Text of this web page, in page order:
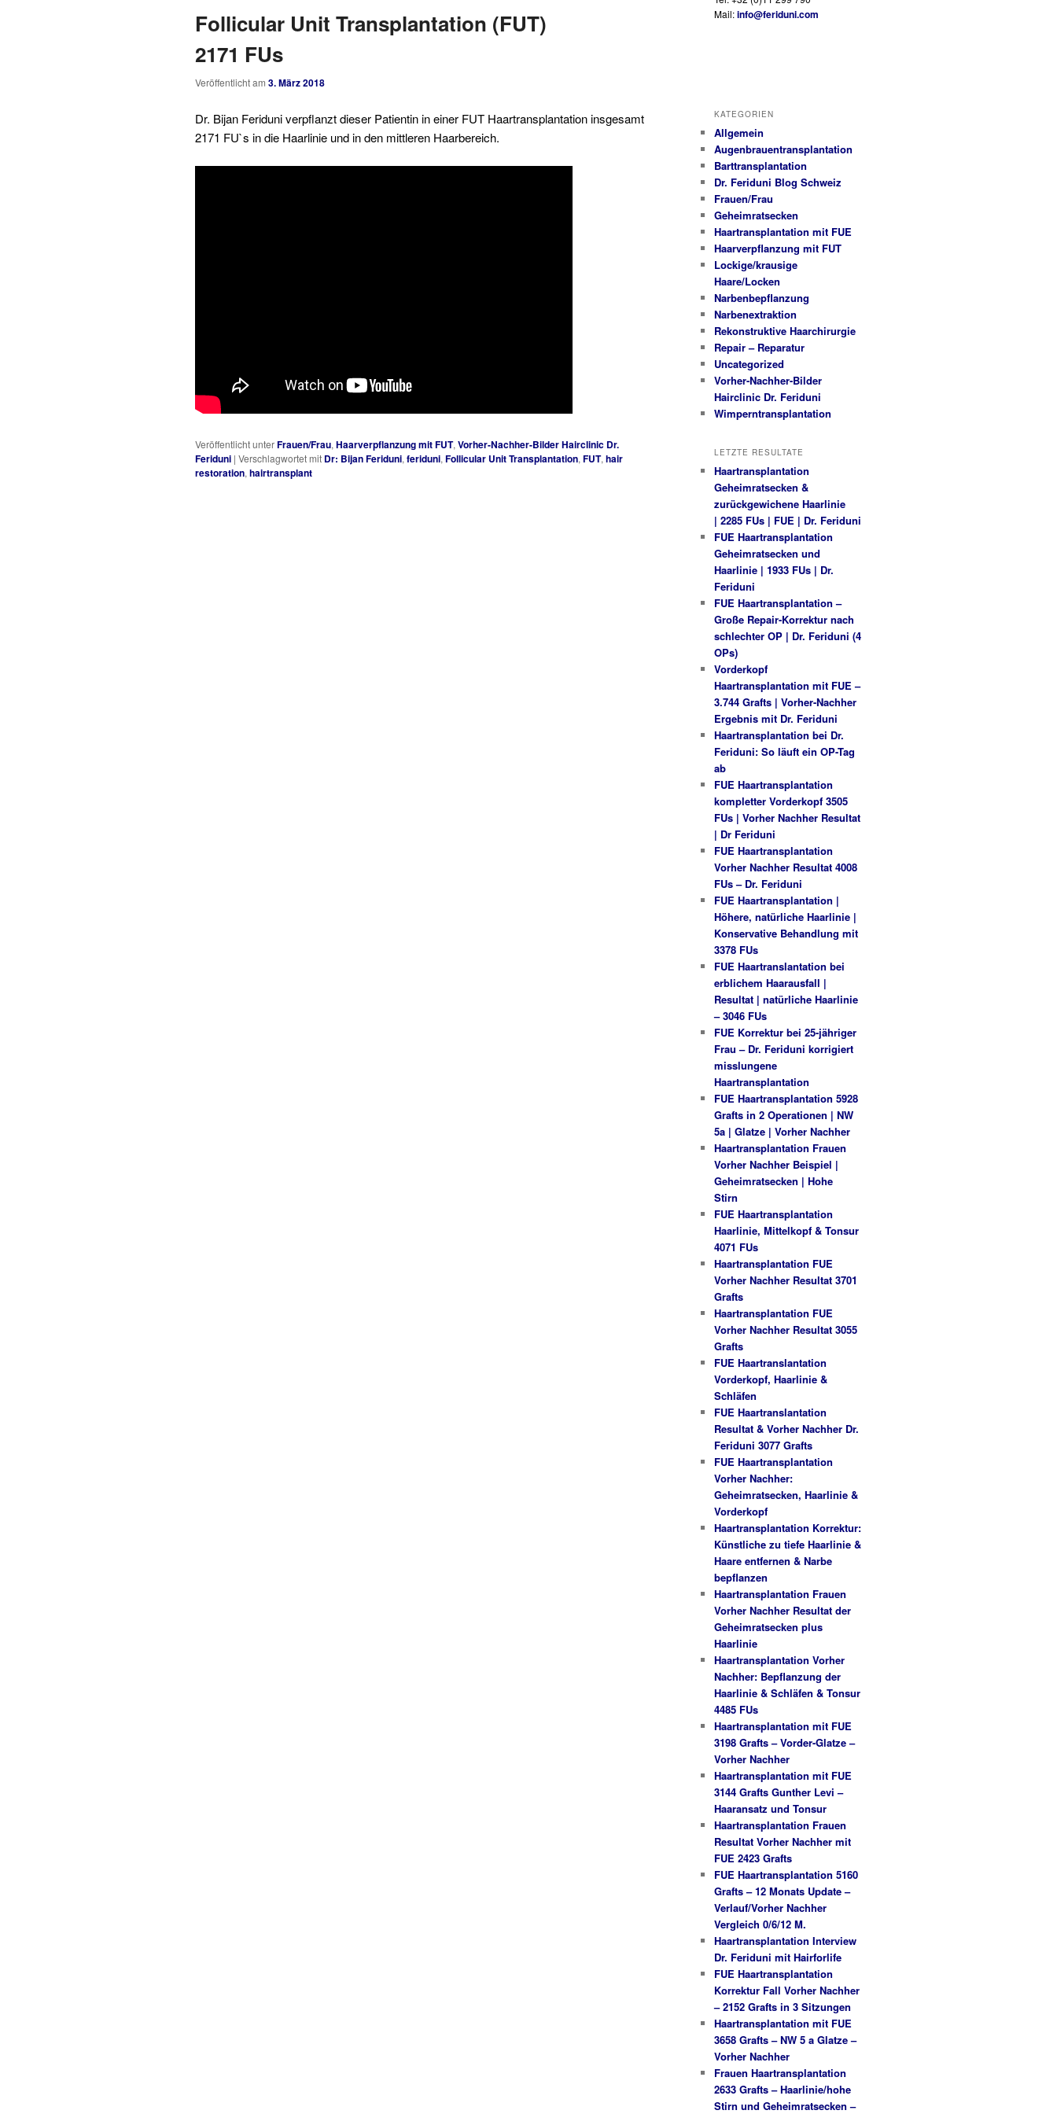
Follicular Unit Transplantation (FUT)
2171 FUs
Veröffentlicht am 3. März 2018
Dr. Bijan Feriduni verpflanzt dieser Patientin in einer FUT Haartransplantation insgesamt
2171 FU`s in die Haarlinie und in den mittleren Haarbereich.
Veröffentlicht unterFrauen/Frau, Haarverpflanzung mit FUT, Vorher-Nachher-Bilder Hairclinic Dr.
Feriduni | Verschlagwortet mit Dr: Bijan Feriduni, feriduni, Follicular Unit Transplantation, FUT, hair
restoration, hairtransplant
Mail:info@feriduni.com
KATEGORIEN
Allgemein
Augenbrauentransplantation
Barttransplantation
Dr. Feriduni Blog Schweiz
Frauen/Frau
Geheimratsecken
Haartransplantation mit FUE
Haarverpflanzung mit FUT
Lockige/krausige
Haare/Locken
Narbenbepflanzung
Narbenextraktion
Rekonstruktive Haarchirurgie
Repair – Reparatur
Uncategorized
Vorher-Nachher-Bilder
Hairclinic Dr. Feriduni
Wimperntransplantation
LETZTE RESULTATE
Haartransplantation
Geheimratsecken &
zurückgewichene Haarlinie
| 2285 FUs | FUE | Dr. Feriduni
FUE Haartransplantation
Geheimratsecken und
Haarlinie | 1933 FUs | Dr.
Feriduni
FUE Haartransplantation –
Große Repair-Korrektur nach
schlechter OP | Dr. Feriduni (4
OPs)
Vorderkopf
Haartransplantation mit FUE –
3.744 Grafts | Vorher-Nachher
Ergebnis mit Dr. Feriduni
Haartransplantation bei Dr.
Feriduni: So läuft ein OP-Tag
ab
FUE Haartransplantation
kompletter Vorderkopf 3505
FUs | Vorher Nachher Resultat
| Dr Feriduni
FUE Haartransplantation
Vorher Nachher Resultat 4008
FUs – Dr. Feriduni
FUE Haartransplantation |
Höhere, natürliche Haarlinie |
Konservative Behandlung mit
3378 FUs
FUE Haartranslantation bei
erblichem Haarausfall |
Resultat | natürliche Haarlinie
– 3046 FUs
FUE Korrektur bei 25-jähriger
Frau – Dr. Feriduni korrigiert
misslungene
Haartransplantation
FUE Haartransplantation 5928
Grafts in 2 Operationen | NW
5a | Glatze | Vorher Nachher
Haartransplantation Frauen
Vorher Nachher Beispiel |
Geheimratsecken | Hohe
Stirn
FUE Haartransplantation
Haarlinie, Mittelkopf & Tonsur
4071 FUs
Haartransplantation FUE
Vorher Nachher Resultat 3701
Grafts
Haartransplantation FUE
Vorher Nachher Resultat 3055
Grafts
FUE Haartranslantation
Vorderkopf, Haarlinie &
Schläfen
FUE Haartranslantation
Resultat & Vorher Nachher Dr.
Feriduni 3077 Grafts
FUE Haartransplantation
Vorher Nachher:
Geheimratsecken, Haarlinie &
Vorderkopf
Haartransplantation Korrektur:
Künstliche zu tiefe Haarlinie &
Haare entfernen & Narbe
bepflanzen
Haartransplantation Frauen
Vorher Nachher Resultat der
Geheimratsecken plus
Haarlinie
Haartransplantation Vorher
Nachher: Bepflanzung der
Haarlinie & Schläfen & Tonsur
4485 FUs
Haartransplantation mit FUE
3198 Grafts – Vorder-Glatze –
Vorher Nachher
Haartransplantation mit FUE
3144 Grafts Gunther Levi –
Haaransatz und Tonsur
Haartransplantation Frauen
Resultat Vorher Nachher mit
FUE 2423 Grafts
FUE Haartransplantation 5160
Grafts – 12 Monats Update –
Verlauf/Vorher Nachher
Vergleich 0/6/12 M.
Haartransplantation Interview
Dr. Feriduni mit Hairforlife
FUE Haartransplantation
Korrektur Fall Vorher Nachher
– 2152 Grafts in 3 Sitzungen
Haartransplantation mit FUE
3658 Grafts – NW 5 a Glatze –
Vorher Nachher
Frauen Haartransplantation
2633 Grafts – Haarlinie/hohe
Stirn und Geheimratsecken –